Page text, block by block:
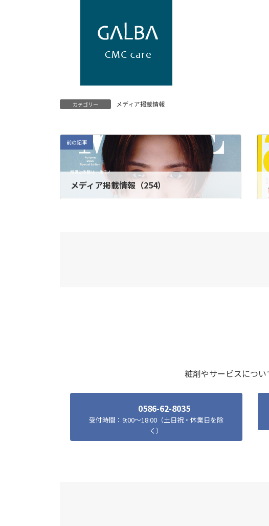
カテゴリー メディア掲載情報
前の記事
メディア掲載情報（254）
粧剤やサービスについ
0586-62-8035
受付時間：9:00～18:00（土日祝・休業日を除
く）